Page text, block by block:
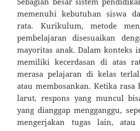
memenuhi kebutuhan siswa
rata. Kurikulum, metode
pembelajaran disesuaikan
mayoritas anak. Dalam konteks
memiliki kecerdasan di atas
merasa pelajaran di kelas
atau membosankan. Ketika
larut, respons yang muncul
yang dianggap mengganggu,
mengerjakan tugas lain, atau